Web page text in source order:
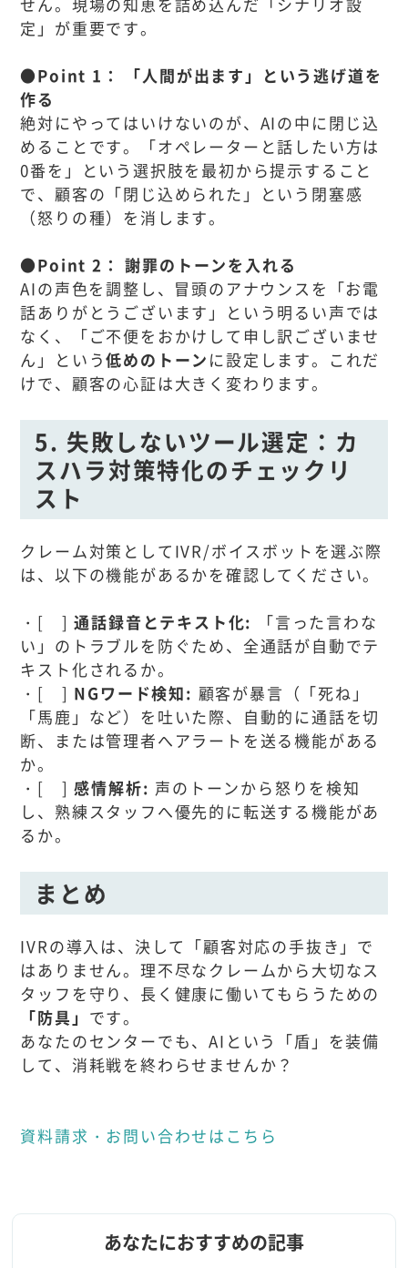
定」が重要です。
●Point 1： 「人間が出ます」という逃げ道を
作る
絶対にやってはいけないのが、AIの中に閉じ込
めることです。「オペレーターと話したい方は
0番を」という選択肢を最初から提示すること
で、顧客の「閉じ込められた」という閉塞感
（怒りの種）を消します。
●Point 2： 謝罪のトーンを入れる
AIの声色を調整し、冒頭のアナウンスを「お電
話ありがとうございます」という明るい声では
なく、「ご不便をおかけして申し訳ございませ
ん」という低めのトーン に設定します。これだ
けで、顧客の心証は大きく変わります。
5. 失敗しないツール選定：カ
スハラ対策特化のチェックリ
スト
クレーム対策としてIVR/ボイスボットを選ぶ際
は、以下の機能があるかを確認してください。
・[ ]通話録音とテキスト化:
「言った言わな
い」のトラブルを防ぐため、全通話が自動でテ
キスト化されるか。
・[ ] NGワード検知: 顧客が暴言（「死ね」
「馬鹿」など）を吐いた際、自動的に通話を切
断、または管理者へアラートを送る機能がある
か。
・[ ]感情解析: 声のトーンから怒りを検知
し、熟練スタッフへ優先的に転送する機能があ
るか。
まとめ
IVRの導入は、決して「顧客対応の手抜き」で
はありません。理不尽なクレームから大切なス
タッフを守り、長く健康に働いてもらうための
「防具」 です。
あなたのセンターでも、AIという「盾」を装備
して、消耗戦を終わらせませんか？
資料請求・お問い合わせはこちら
あなたにおすすめの記事